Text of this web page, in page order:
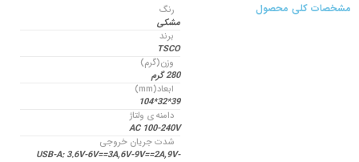
مشخصات کلی محصول
رنگ
مشکی
برند
TSCO
وزن(گرم)
280 گرم
ابعاد(mm)
39*32*104
دامنه ی ولتاژ
AC 100-240V
شدت جریان خروجی
USB-A: 3.6V-6V==3A,6V-9V==2A,9V-